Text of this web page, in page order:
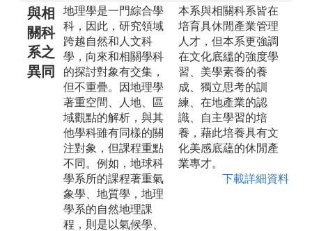
與相
關科
系之
異同
地理學是一門綜合學
科，因此，研究領域
跨越自然和人文科
學，向來和相關學科
的探討對象有交集，
但不重疊。因地理學
著重空間、人地、區
域觀點的解析，與其
他學科雖有同樣的關
注對象，但課程重點
不同。例如，地球科
學系所的課程著重氣
象學、地質學，地理
學系的自然地理課
程，則是以氣候學、
本系與相關科系皆在
培育具休閒產業管理
人才，但本系更強調
在文化底縕的強度學
習、美學素養的養
成、獨立思考的訓
練、在地產業的認
識、自主學習的培
養，藉此培養具有文
化美感底蘊的休閒產
業專才。
下載詳細資料